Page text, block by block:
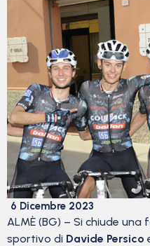
6 Dicembre 2023
ALMÈ (BG) – Si chiude
sportivo di Davide Persico